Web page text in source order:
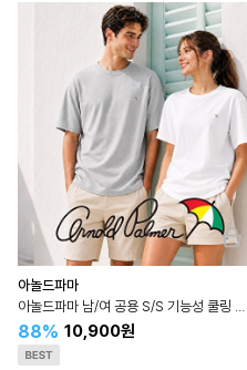
아놀드파마
88% 10,900원